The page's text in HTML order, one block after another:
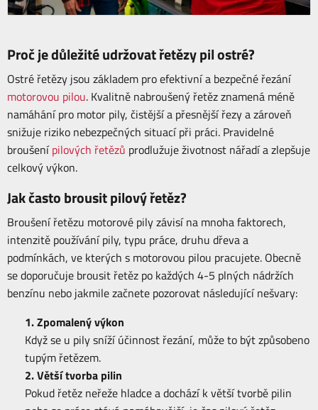
Proč je důležité udržovat řetězy pil ostré?
Ostré řetězy jsou základem pro efektivní a bezpečné řezání
motorovou pilou. Kvalitně nabroušený řetěz znamená méně
namáhání pro motor pily, čistější a přesnější řezy a zároveň
snižuje riziko nebezpečných situací při práci. Pravidelné
broušenípilových řetězů prodlužuje životnost nářadí a zlepšuje
celkový výkon.
Jak často brousit pilový řetěz?
Broušení řetězu motorové pily závisí na mnoha faktorech,
intenzitě používání pily, typu práce, druhu dřeva a
podmínkách, ve kterých s motorovou pilou pracujete. Obecně
se doporučuje brousit řetěz po každých 4-5 plných nádržích
benzínu nebo jakmile začnete pozorovat následující nešvary:
1. Zpomalený výkon
Když se u pily sníží účinnost řezání, může to být způsobeno
tupým řetězem.
2. Větší tvorba pilin
Pokud řetěz neřeže hladce a dochází k větší tvorbě pilin